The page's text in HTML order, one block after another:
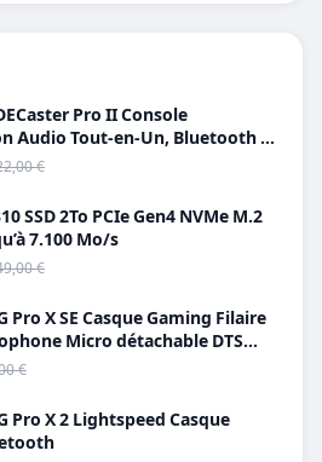
Pro II Console
Audio Tout-en-Un, Bluetooth et
C €
SSD 2To PCIe Gen4 NVMe M.2
7.100 Mo/s
€
Pro X SE Casque Gaming Filaire
Micro détachable DTS
X 7.1
€
Pro X 2 Lightspeed Casque